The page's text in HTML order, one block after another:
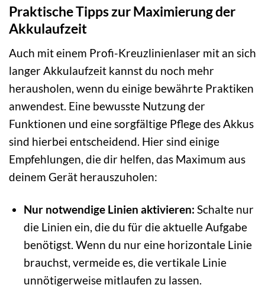
Praktische Tipps zur Maximierung der
Akkulaufzeit
Auch mit einem Profi-Kreuzlinienlaser mit an sich
langer Akkulaufzeit kannst du noch mehr
herausholen, wenn du einige bewährte Praktiken
anwendest. Eine bewusste Nutzung der
Funktionen und eine sorgfältige Pflege des Akkus
sind hierbei entscheidend. Hier sind einige
Empfehlungen, die dir helfen, das Maximum aus
deinem Gerät herauszuholen:
Nur notwendige Linien aktivieren: Schalte nur
die Linien ein, die du für die aktuelle Aufgabe
benötigst. Wenn du nur eine horizontale Linie
brauchst, vermeide es, die vertikale Linie
unnötigerweise mitlaufen zu lassen.